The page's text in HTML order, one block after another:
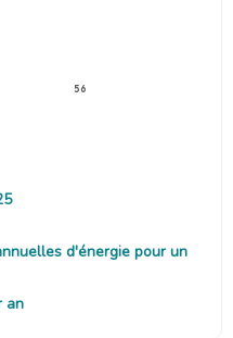
56
d'énergie pour un
an